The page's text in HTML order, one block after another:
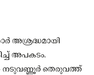
അശ്രദ്ധമായി
അപകടം.
നടുവണ്ണൂര്‍ തെരുവത്ത്